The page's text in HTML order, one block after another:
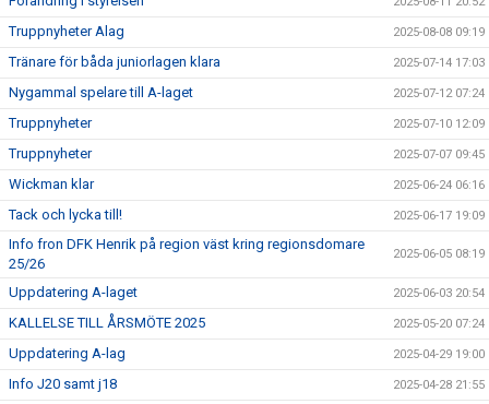
Truppnyheter Alag 2025-08-08 09:19
Tränare för båda juniorlagen klara 2025-07-14 17:03
Nygammal spelare till A-laget 2025-07-12 07:24
Truppnyheter 2025-07-10 12:09
Truppnyheter 2025-07-07 09:45
Wickman klar 2025-06-24 06:16
Tack och lycka till! 2025-06-17 19:09
Info fron DFK Henrik på region väst kring regionsdomare
25/26
2025-06-05 08:19
Uppdatering A-laget 2025-06-03 20:54
KALLELSE TILL ÅRSMÖTE 2025 2025-05-20 07:24
Uppdatering A-lag 2025-04-29 19:00
Info J20 samt j18 2025-04-28 21:55